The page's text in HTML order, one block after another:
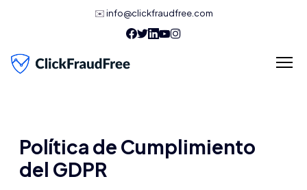
✉️info@clickfraudfree.com
Política de Cumplimiento
del GDPR